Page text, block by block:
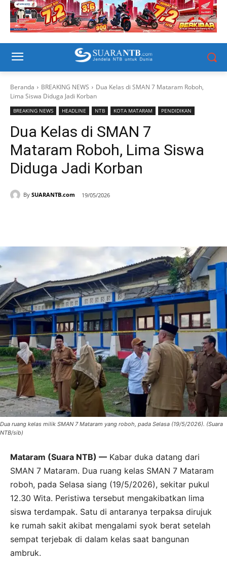
Beranda BREAKING NEWS
Dua Kelas di SMAN 7 Mataram Roboh,
Lima Siswa Diduga Jadi Korban
BREAKING NEWS HEADLINE NTB KOTA MATARAM PENDIDIKAN
Dua Kelas di SMAN 7
Mataram Roboh, Lima Siswa
Diduga Jadi Korban
By SUARANTB.com 19/05/2026
Dua ruang kelas milik SMAN 7 Mataram yang roboh, pada Selasa (19/5/2026). (Suara
NTB/sib)
Mataram (Suara NTB) — Kabar duka datang dari
SMAN 7 Mataram. Dua ruang kelas SMAN 7 Mataram
roboh, pada Selasa siang (19/5/2026), sekitar pukul
12.30 Wita. Peristiwa tersebut mengakibatkan lima
siswa terdampak. Satu di antaranya terpaksa dirujuk
ke rumah sakit akibat mengalami syok berat setelah
sempat terjebak di dalam kelas saat bangunan
ambruk.